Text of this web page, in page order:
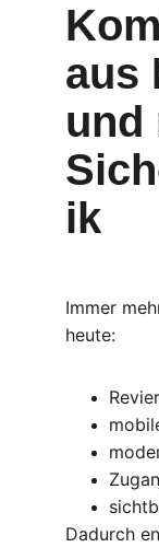
aus
und
ik
Immer
heute:
Dadurch